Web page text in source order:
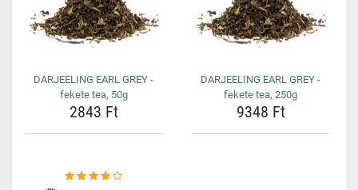
DARJEELING EARL GREY -
fekete tea, 50g
2843 Ft
DARJEELING EARL GREY -
fekete tea, 250g
9348 Ft